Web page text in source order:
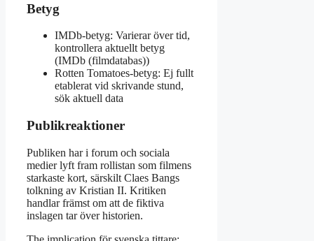
Betyg
IMDb-betyg: Varierar över tid,
kontrollera aktuellt betyg
(IMDb (filmdatabas))
Rotten Tomatoes-betyg: Ej fullt
etablerat vid skrivande stund,
sök aktuell data
Publikreaktioner
Publiken har i forum och sociala
medier lyft fram rollistan som filmens
starkaste kort, särskilt Claes Bangs
tolkning av Kristian II. Kritiken
handlar främst om att de fiktiva
inslagen tar över historien.